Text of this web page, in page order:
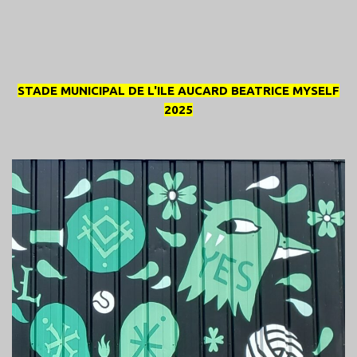
STADE MUNICIPAL DE L'ILE AUCARD BEATRICE MYSELF
2025